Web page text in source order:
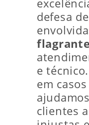
defesa
flagrante
e
em
clientes